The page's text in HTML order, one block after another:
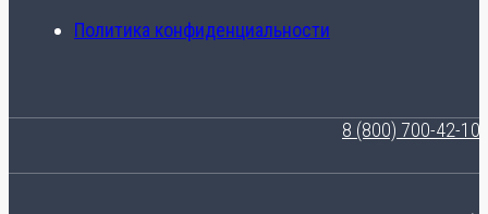
Политика конфиденциальности
8 (800) 700-42-10